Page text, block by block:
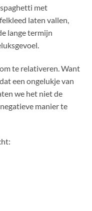
met
laten vallen,
lange termijn
te relativeren. Want
een ongelukje van
we het niet de
manier te